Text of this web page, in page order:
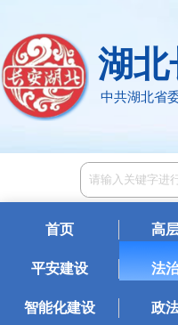
湖北
中共湖北省
首页 高
平安建设 法
智能化建设 政